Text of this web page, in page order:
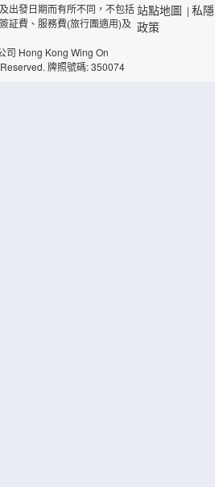
出發日期而有所不同，不包括
証費、服務費(旅行團適用)及
司 Hong Kong Wing On
牌照號碼: 350074
站點地圖 | 私隱
政策